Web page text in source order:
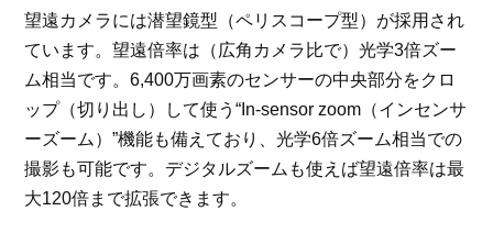
望遠カメラには潜望鏡型（ペリスコープ型）が採用され
ています。望遠倍率は（広角カメラ比で）光学3倍ズー
ム相当です。6,400万画素のセンサーの中央部分をクロ
ップ（切り出し）して使う“In-sensor zoom（インセンサ
ーズーム）”機能も備えており、光学6倍ズーム相当での
撮影も可能です。デジタルズームも使えば望遠倍率は最
大120倍まで拡張できます。